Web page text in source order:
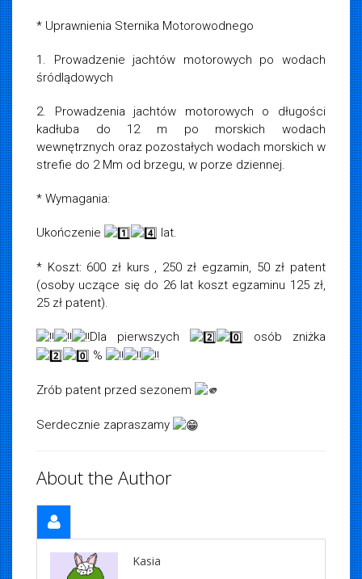
* Uprawnienia Sternika Motorowodnego
1. Prowadzenie jachtów motorowych po wodach
śródlądowych
2. Prowadzenia jachtów motorowych o długości
kadłuba do 12 m po morskich wodach
wewnętrznych oraz pozostałych wodach morskich w
strefie do 2 Mm od brzegu, w porze dziennej.
* Wymagania:
Ukończenie lat.
* Koszt: 600 zł kurs , 250 zł egzamin, 50 zł patent
(osoby uczące się do 26 lat koszt egzaminu 125 zł,
25 zł patent).
Dla pierwszych
osób zniżka
%
Zrób patent przed sezonem
Serdecznie zapraszamy
About the Author
Kasia